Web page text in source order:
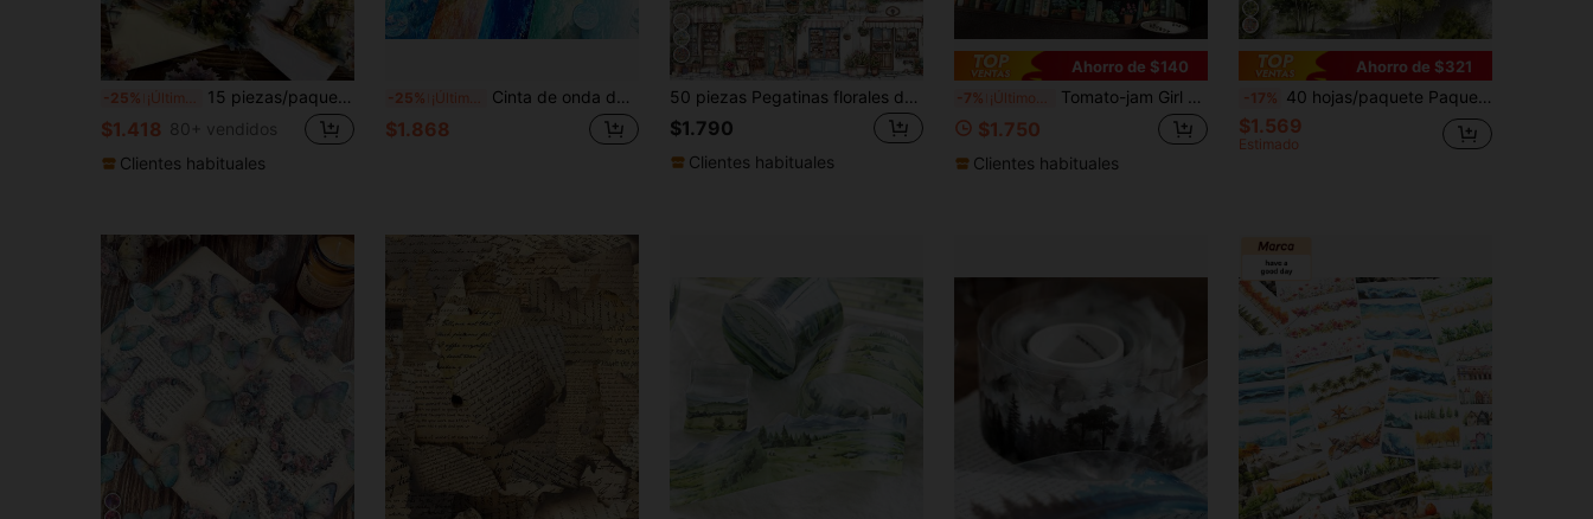
-25% ¡Últimos 3 días 15 piezas/paquete Pegatinas de paisaje de farola vintage impermeables, pegatinas de decoración de farolas de calle para scrapbooking, diarios, decoración de manualidades, material de película PET, útiles escolares de vuelta a la escuela
$1.418 80+ vendidos
Clientes habituales
-25% ¡Últimos 3 días Cinta de onda de agua hermosa de Etori Life, 1 rollo, serie "Up On The Glistening", adecuada para scrapbooking, regalos de estudiantes, bolsas de papel, cuadernos, portátiles, equipaje, guitarras, álbumes de fotos, bicicletas, decoración de habitaciones, suministros de oficina, elaboración de tarjetas, escenografía DIY, regalos de cumpleaños y festividades, útiles escolares, pegatinas multiusos, suministros para scrapbooking
$1.868
50 piezas Pegatinas florales de acuarela estilo cottage, material PET transparente, adecuadas para fundas de teléfono DIY, portátiles, computadoras, álbumes de recortes, botellas de agua, diarios, equipaje, pegatinas decorativas impermeables, útiles escolares, vuelta al colegio
$1.790
Clientes habituales
Ahorro de $140
-7% ¡Últimos 3 días Tomato-jam Girl 1 Rollo de 78.74 Pulgadas (200cm) Serie de Estantería de Mago Pegatinas Estilo Vintage, Rollo, Adecuado para Decoración de Scrapbooking, Scrapbook Creativo DIY Collage Fabricación de Tarjetas, Hermosa Cinta PET para Cuaderno de Bocetos Hecho a Mano, Suministros de Oficina y Escuela
$1.750
Clientes habituales
Ahorro de $321
-17% 40 hojas/paquete Paquete de pegatinas blancas de PET, Colección Natural de Árboles, Escenario INS, Árboles, Material para Scrapbooking DIY, Collage de Escenarios, Diario, Decoración, Pegatinas de Vuelta a la Escuela
$1.569
Estimado